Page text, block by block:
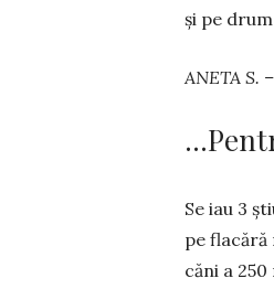
și pe
ANETA S.
Se iau 3
pe flacără
căni a